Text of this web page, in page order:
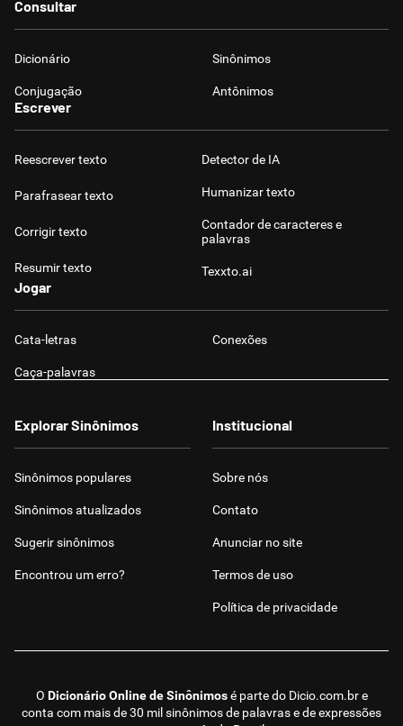
Consultar
Dicionário Sinônimos
Conjugação Antônimos
Escrever
Reescrever texto
Parafrasear texto
Corrigir texto
Resumir texto
Detector de IA
Humanizar texto
Contador de caracteres e
palavras
Texxto.ai
Jogar
Cata-letras Conexões
Caça-palavras
O Dicionário Online de Sinônimosé parte do Dicio.com.bre
conta com mais de 30 mil sinônimos de palavras e de expressões
Explorar Sinônimos
Sinônimos populares
Sinônimos atualizados
Sugerir sinônimos
Encontrou um erro?
Institucional
Sobre nós
Contato
Anunciar no site
Termos de uso
Política de privacidade